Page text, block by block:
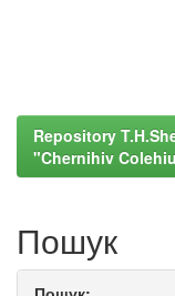
Repository
"Chernihiv
Пошук